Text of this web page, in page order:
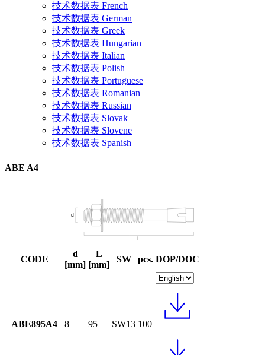
技术数据表 French
技术数据表 German
技术数据表 Greek
技术数据表 Hungarian
技术数据表 Italian
技术数据表 Polish
技术数据表 Portuguese
技术数据表 Romanian
技术数据表 Russian
技术数据表 Slovak
技术数据表 Slovene
技术数据表 Spanish
ABE A4
CODE
d
[mm]
L
[mm]
SW pcs. DOP/DOC
ABE895A4 8 95 SW13 100